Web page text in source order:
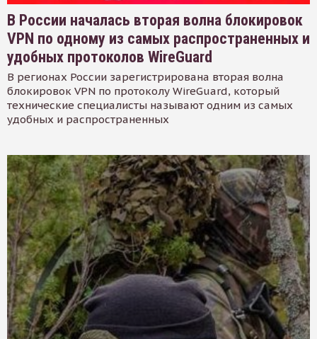
В России началась вторая волна блокировок
VPN по одному из самых распространенных и
удобных протоколов WireGuard
В регионах России зарегистрирована вторая волна
блокировок VPN по протоколу WireGuard, который
технические специалисты называют одним из самых
удобных и распространенных